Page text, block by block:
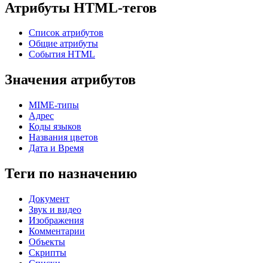
Атрибуты HTML-тегов
Список атрибутов
Общие атрибуты
События HTML
Значения атрибутов
MIME-типы
Адрес
Коды языков
Названия цветов
Дата и Время
Теги по назначению
Документ
Звук и видео
Изображения
Комментарии
Объекты
Скрипты